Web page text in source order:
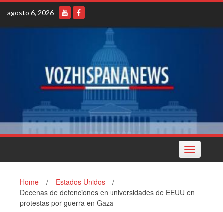
Skip
content
agosto 6, 2026
Toggle
navigation
Home / Estados Unidos
/
Decenas de detenciones en universidades de EEUU en
protestas por guerra en Gaza